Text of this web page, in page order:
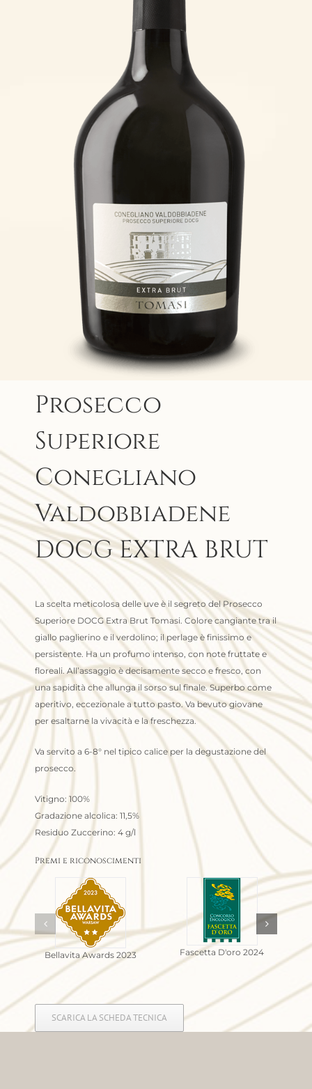
Prosecco
Superiore
Conegliano
Valdobbiadene
DOCG EXTRA BRUT
La scelta meticolosa delle uve è il segreto del Prosecco
Superiore DOCG Extra Brut Tomasi. Colore cangiante tra il
giallo paglierino e il verdolino; il perlage è finissimo e
persistente. Ha un profumo intenso, con note fruttate e
floreali. All’assaggio è decisamente secco e fresco, con
una sapidità che allunga il sorso sul finale. Superbo come
aperitivo, eccezionale a tutto pasto. Va bevuto giovane
per esaltarne la vivacità e la freschezza.
Va servito a 6-8° nel tipico calice per la degustazione del
prosecco.
Vitigno: 100%
Gradazione alcolica: 11,5%
Residuo Zuccerino: 4 g/l
Premi e riconoscimenti
Bellavita Awards 2023 Fascetta D'oro 2024
SCARICA LA SCHEDA TECNICA